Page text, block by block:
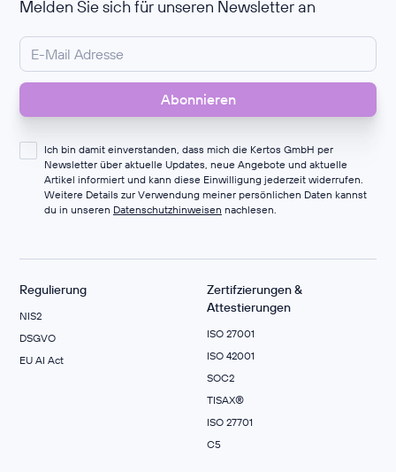
Melden Sie sich für unseren Newsletter an
Ich bin damit einverstanden, dass mich die Kertos GmbH per
Newsletter über aktuelle Updates, neue Angebote und aktuelle
Artikel informiert und kann diese Einwilligung jederzeit widerrufen.
Weitere Details zur Verwendung meiner persönlichen Daten kannst
du in unseren Datenschutzhinweisen nachlesen.
Regulierung
NIS2
DSGVO
EU AI Act
Zertifzierungen &
Attestierungen
ISO 27001
ISO 42001
SOC2
TISAX®
ISO 27701
C5